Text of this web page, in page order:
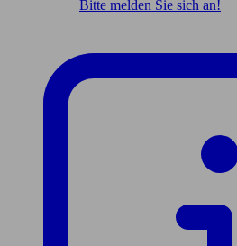
Bitte melden Sie sich an!